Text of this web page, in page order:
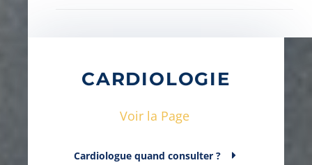
CARDIOLOGIE
Voir la Page
Cardiologue quand consulter ?